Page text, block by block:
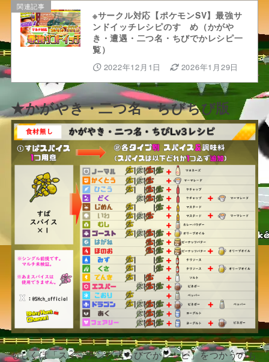
関連記事
※サークル対応【ポケモンSV】最強サ
ンドイッチレシピのすゝめ（かがや
き・遭遇・二つ名・ちびでかレシピ一
覧）
2022年12月1日 2026年1月29日
★かがやき・二つ名・ちびちび版
もしくは「スイッチング式ちびでかレシピ」をつかうのも